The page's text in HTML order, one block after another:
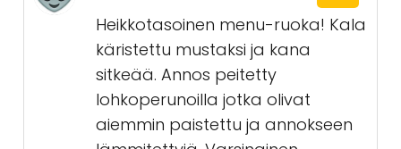
Heikkotasoinen menu-ruoka! Kala
käristettu mustaksi ja kana
sitkeää. Annos peitetty
lohkoperunoilla jotka olivat
aiemmin paistettu ja annokseen